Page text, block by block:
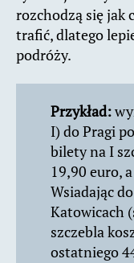
rozchodzą się jak
trafić, dlatego
podróży.
Przykład:
I) do Pragi
bilety na I
19,90 euro,
Wsiadając
Katowicach
szczebla
ostatniego